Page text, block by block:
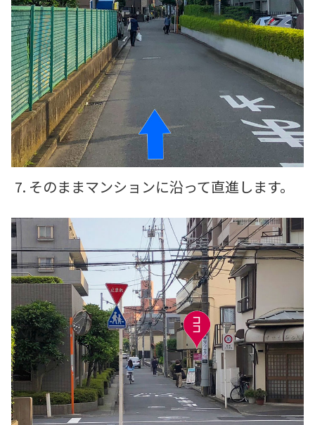
7. そのままマンションに沿って直進します。